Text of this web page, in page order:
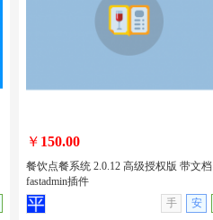
微凌客MES系统 1.0.1 高级授权版 带文
档 fastadmin插件
无演示
￥ 150.00
餐饮点餐系统 2.0.12 高级授权版 带文档
fastadmin插件
手
安